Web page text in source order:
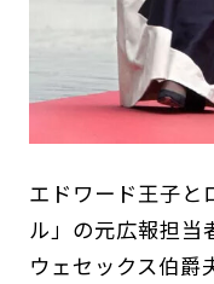
エドワード王子と
ル」の元広報担当
ウェセックス伯爵